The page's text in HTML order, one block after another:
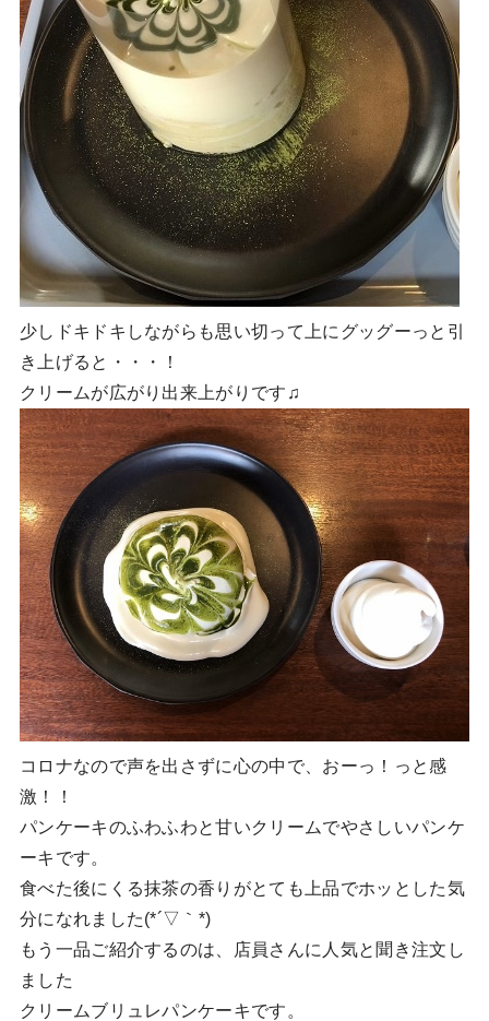
少しドキドキしながらも思い切って上にグッグーっと引
き上げると・・・！
クリームが広がり出来上がりです♫
コロナなので声を出さずに心の中で、おーっ！っと感
激！！
パンケーキのふわふわと甘いクリームでやさしいパンケ
ーキです。
食べた後にくる抹茶の香りがとても上品でホッとした気
分になれました(*´▽｀*)
もう一品ご紹介するのは、店員さんに人気と聞き注文し
ました
クリームブリュレパンケーキです。